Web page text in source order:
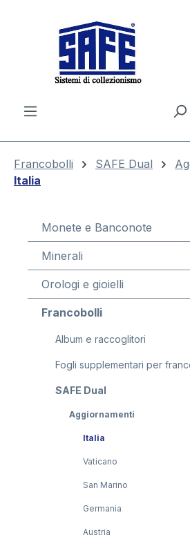
Francobolli SAFE Dual
Italia
Monete e Banconote
Minerali
Orologi e gioielli
Francobolli
Album e raccoglitori
Fogli supplementari per
SAFE Dual
Aggiornamenti
Italia
Vaticano
San Marino
Germania
Austria